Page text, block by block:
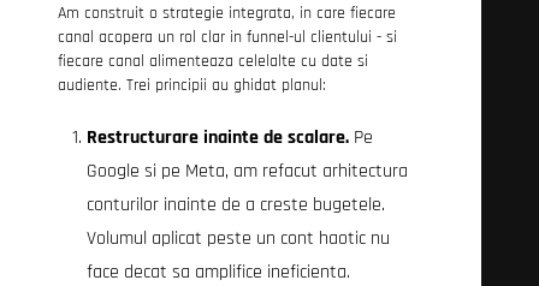
Am construit o strategie integrata, in care fiecare
canal acopera un rol clar in funnel-ul clientului - si
fiecare canal alimenteaza celelalte cu date si
audiente. Trei principii au ghidat planul:
Restructurare inainte de scalare. Pe
Google si pe Meta, am refacut arhitectura
conturilor inainte de a creste bugetele.
Volumul aplicat peste un cont haotic nu
face decat sa amplifice ineficienta.